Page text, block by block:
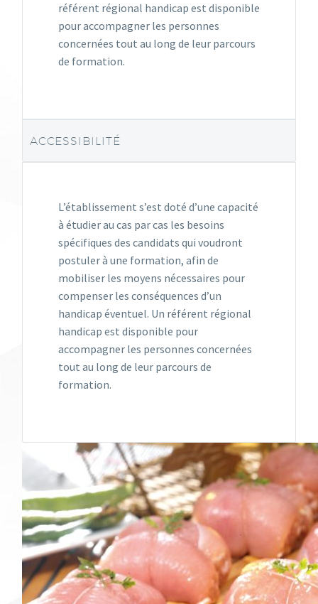
référent régional handicap est disponible
pour accompagner les personnes
concernées tout au long de leur parcours
de formation.
ACCESSIBILITÉ
L’établissement s’est doté d’une capacité
à étudier au cas par cas les besoins
spécifiques des candidats qui voudront
postuler à une formation, afin de
mobiliser les moyens nécessaires pour
compenser les conséquences d’un
handicap éventuel. Un référent régional
handicap est disponible pour
accompagner les personnes concernées
tout au long de leur parcours de
formation.